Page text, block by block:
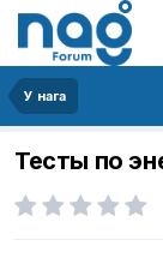
У нага
Тесты по